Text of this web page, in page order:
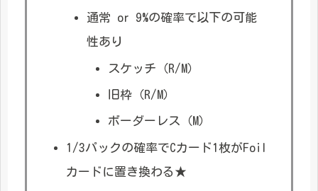
通常 or 9%の確率で以下の可能
性あり
スケッチ（R/M）
旧枠（R/M）
ボーダーレス（M）
1/3パックの確率でCカード1枚がFoil
カードに置き換わる★